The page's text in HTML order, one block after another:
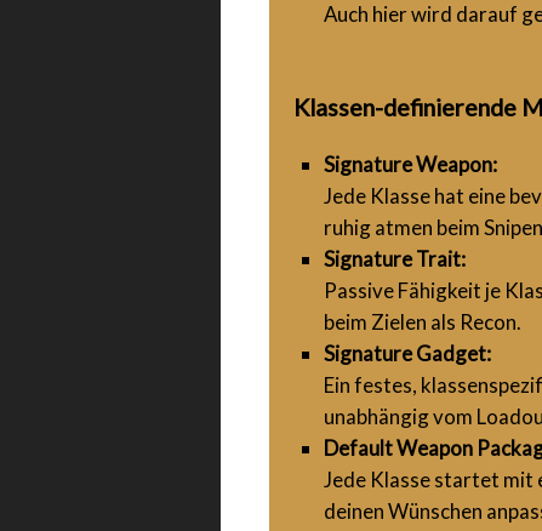
Auch hier wird darauf
Klassen-definierende
Signature Weapon:
Jede Klasse hat eine
ruhig atmen beim
Signature Trait:
Passive Fähigkeit je
beim Zielen als Recon.
Signature Gadget:
Ein festes,
unabhängig vom
Default Weapon
Jede Klasse startet mit
deinen Wünschen